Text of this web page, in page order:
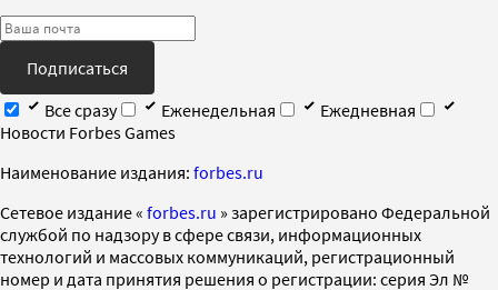
Подписаться
Все сразу
Еженедельная
Ежедневная
Новости Forbes Games
Наименование издания: forbes.ru
Cетевое издание « forbes.ru » зарегистрировано Федеральной
службой по надзору в сфере связи, информационных
технологий и массовых коммуникаций, регистрационный
номер и дата принятия решения о регистрации: серия Эл №